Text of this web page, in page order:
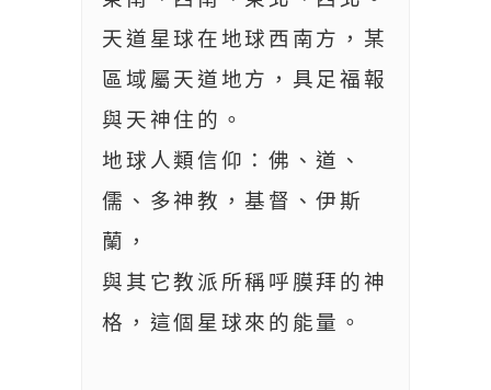
天道星球在地球西南方，某
區域屬天道地方，具足福報
與天神住的。
地球人類信仰：佛、道、
儒、多神教，基督、伊斯
蘭，
與其它教派所稱呼膜拜的神
格，這個星球來的能量。